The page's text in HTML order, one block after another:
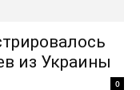
из Украины
0